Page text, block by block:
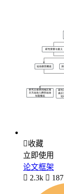
收藏
立即使用
论文框架
 2.3k  187